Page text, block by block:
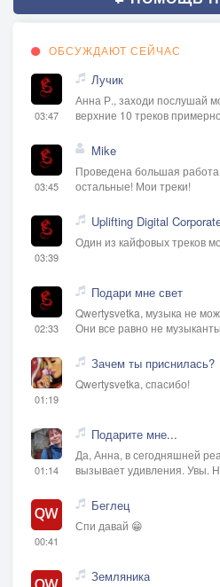
ОБСУЖДАЮТ СЕЙЧАС
03:47
Лучик
Анна Р., заходи послушай
верхние 10 треков
03:45
Mike
Проведена большая
остальные! Мои треки!
03:39
Uplifting Digital
Один из кайфовых треков
02:33
Подари мне свет
Qwertysvetka, музыка не
Они все равно не музыканты
01:19
Зачем ты приснилась?
Qwertysvetka, спасибо!
01:14
Подарите мне...
Да, Анна, в сегодняшней
вызывает удивления. Увы.
00:41
Беглец
Спи давай 😁
Земляника